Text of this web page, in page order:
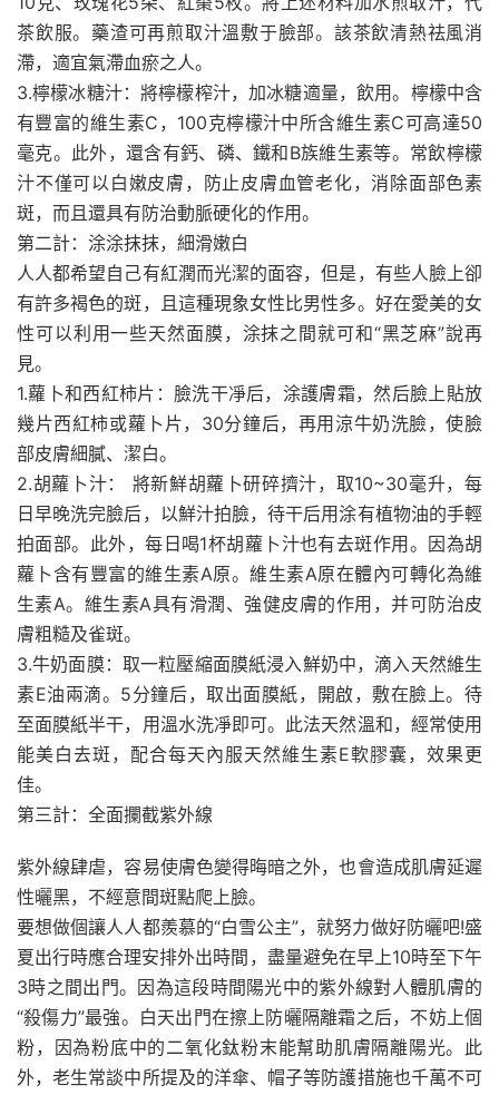
茶飲服。藥渣可再煎取汁溫敷于臉部。該茶飲清熱祛風消
滯，適宜氣滯血瘀之人。
3.檸檬冰糖汁：將檸檬榨汁，加冰糖適量，飲用。檸檬中含
有豐富的維生素C，100克檸檬汁中所含維生素C可高達50
毫克。此外，還含有鈣、磷、鐵和B族維生素等。常飲檸檬
汁不僅可以白嫩皮膚，防止皮膚血管老化，消除面部色素
斑，而且還具有防治動脈硬化的作用。
第二計：涂涂抹抹，細滑嫩白
人人都希望自己有紅潤而光潔的面容，但是，有些人臉上卻
有許多褐色的斑，且這種現象女性比男性多。好在愛美的女
性可以利用一些天然面膜，涂抹之間就可和“黑芝麻”說再
見。
1.蘿卜和西紅柿片：臉洗干凈后，涂護膚霜，然后臉上貼放
幾片西紅柿或蘿卜片，30分鐘后，再用涼牛奶洗臉，使臉
部皮膚細膩、潔白。
2.胡蘿卜汁： 將新鮮胡蘿卜研碎擠汁，取10~30毫升，每
日早晚洗完臉后，以鮮汁拍臉，待干后用涂有植物油的手輕
拍面部。此外，每日喝1杯胡蘿卜汁也有去斑作用。因為胡
蘿卜含有豐富的維生素A原。維生素A原在體內可轉化為維
生素A。維生素A具有滑潤、強健皮膚的作用，并可防治皮
膚粗糙及雀斑。
3.牛奶面膜：取一粒壓縮面膜紙浸入鮮奶中，滴入天然維生
素E油兩滴。5分鐘后，取出面膜紙，開啟，敷在臉上。待
至面膜紙半干，用溫水洗凈即可。此法天然溫和，經常使用
能美白去斑，配合每天內服天然維生素E軟膠囊，效果更
佳。
第三計：全面攔截紫外線
紫外線肆虐，容易使膚色變得晦暗之外，也會造成肌膚延遲
性曬黑，不經意間斑點爬上臉。
要想做個讓人人都羨慕的“白雪公主”，就努力做好防曬吧!盛
夏出行時應合理安排外出時間，盡量避免在早上10時至下午
3時之間出門。因為這段時間陽光中的紫外線對人體肌膚的
“殺傷力”最強。白天出門在擦上防曬隔離霜之后，不妨上個
粉，因為粉底中的二氧化鈦粉末能幫助肌膚隔離陽光。此
外，老生常談中所提及的洋傘、帽子等防護措施也千萬不可